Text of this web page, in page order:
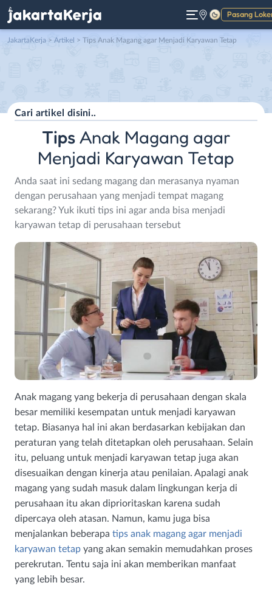
Pasang
Gelap
JakartaKerja > Artikel > Tips Anak Magang agar Menjadi Karyawan Tetap
TipsAnak Magang agar
Menjadi Karyawan Tetap
Anda saat ini sedang magang dan merasanya nyaman
dengan perusahaan yang menjadi tempat magang
sekarang? Yuk ikuti tips ini agar anda bisa menjadi
karyawan tetap di perusahaan tersebut
Anak magang yang bekerja di perusahaan dengan skala
besar memiliki kesempatan untuk menjadi karyawan
tetap. Biasanya hal ini akan berdasarkan kebijakan dan
peraturan yang telah ditetapkan oleh perusahaan. Selain
itu, peluang untuk menjadi karyawan tetap juga akan
disesuaikan dengan kinerja atau penilaian. Apalagi anak
magang yang sudah masuk dalam lingkungan kerja di
perusahaan itu akan diprioritaskan karena sudah
dipercaya oleh atasan. Namun, kamu juga bisa
menjalankan beberapa tips anak magang agar menjadi
karyawan tetap yang akan semakin memudahkan proses
perekrutan. Tentu saja ini akan memberikan manfaat
yang lebih besar.